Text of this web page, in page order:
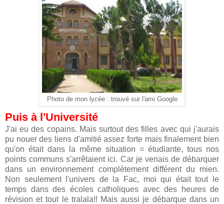
Photo de mon lycée : trouvé sur l'ami Google
Puis à l'Université
J'ai eu des copains. Mais surtout des filles avec qui j'aurais
pu nouer des liens d'amitié assez forte mais finalement bien
qu'on était dans la même situation = étudiante, tous nos
points communs s'arrêtaient ici. Car je venais de débarquer
dans un environnement complètement différent du mien.
Non seulement l'univers de la Fac, moi qui était tout le
temps dans des écoles catholiques avec des heures de
révision et tout le tralala!! Mais aussi je débarque dans un